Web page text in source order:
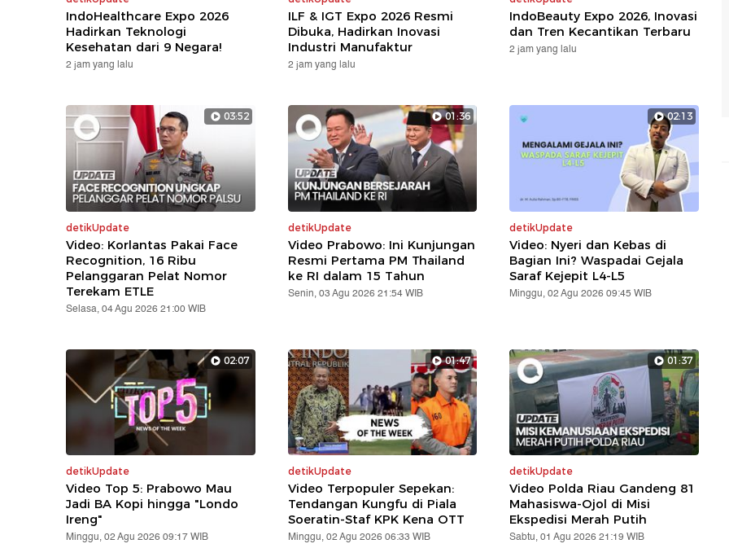
IndoHealthcare Expo 2026
Hadirkan Teknologi
Kesehatan dari 9 Negara!
2 jam yang lalu
ILF & IGT Expo 2026 Resmi
Dibuka, Hadirkan Inovasi
Industri Manufaktur
2 jam yang lalu
IndoBeauty Expo 2026, Inovasi
dan Tren Kecantikan Terbaru
2 jam yang lalu
03:52
detikUpdate
Video: Korlantas Pakai Face
Recognition, 16 Ribu
Pelanggaran Pelat Nomor
Terekam ETLE
Selasa, 04 Agu 2026 21:00 WIB
01:36
detikUpdate
Video Prabowo: Ini Kunjungan
Resmi Pertama PM Thailand
ke RI dalam 15 Tahun
Senin, 03 Agu 2026 21:54 WIB
02:13
detikUpdate
Video: Nyeri dan Kebas di
Bagian Ini? Waspadai Gejala
Saraf Kejepit L4-L5
Minggu, 02 Agu 2026 09:45 WIB
02:07
detikUpdate
Video Top 5: Prabowo Mau
Jadi BA Kopi hingga "Londo
Ireng"
Minggu, 02 Agu 2026 09:17 WIB
01:47
detikUpdate
Video Terpopuler Sepekan:
Tendangan Kungfu di Piala
Soeratin-Staf KPK Kena OTT
Minggu, 02 Agu 2026 06:33 WIB
01:37
detikUpdate
Video Polda Riau Gandeng 81
Mahasiswa-Ojol di Misi
Ekspedisi Merah Putih
Sabtu, 01 Agu 2026 21:19 WIB